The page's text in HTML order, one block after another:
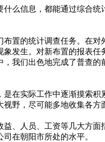
么信息，都能通过综合统
置的统计调查任务。在对
发生。对新布置的报表任
我们出色地完成了普查的
在实际工作中逐渐摸索积
野，尽可能多地收集各方
、人员、工资等几大方面
在朝阳市所处的水平。